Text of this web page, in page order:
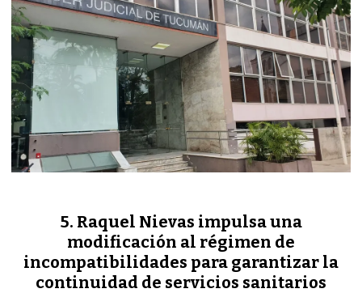
Raquel Nievas impulsa una
modificación al régimen de
incompatibilidades para garantizar la
continuidad de servicios sanitarios